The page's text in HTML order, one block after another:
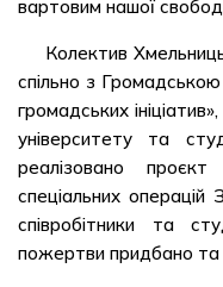
вартовим нашої
Колектив
спільно з
громадських
університету та
реалізовано
спеціальних
співробітники та
пожертви придбано та